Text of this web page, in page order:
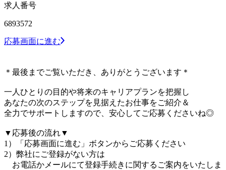
求人番号
6893572
応募画面に進む
＊最後までご覧いただき、ありがとうございます＊
一人ひとりの目的や将来のキャリアプランを把握し
あなたの次のステップを見据えたお仕事をご紹介＆
全力でサポートしますので、安心してご応募くださいね◎
▼応募後の流れ▼
1）「応募画面に進む」ボタンからご応募ください
2）弊社にご登録がない方は
お電話かメールにて登録手続きに関するご案内をいたしま